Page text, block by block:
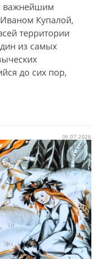
важнейшим
Купалой,
территории
из самых
до сих пор,
06.07.2026